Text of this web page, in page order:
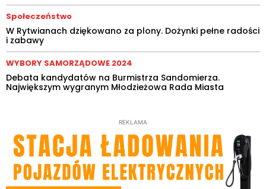
Społeczeństwo
W Rytwianach dziękowano za plony. Dożynki pełne radości
i zabawy
WYBORY SAMORZĄDOWE 2024
Debata kandydatów na Burmistrza Sandomierza.
Największym wygranym Młodzieżowa Rada Miasta
REKLAMA